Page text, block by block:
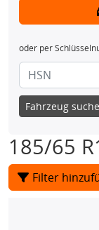
oder per
Fahrzeug
185/65
Filter